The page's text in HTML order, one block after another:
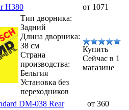
H380
от 1071
Тип дворника:
Задний
Длина дворника:
38 см
Страна
производства:
Бельгия
Установка без
переходников
Купить
Сейчас в 1
магазине
DM-038 Rear
от 360